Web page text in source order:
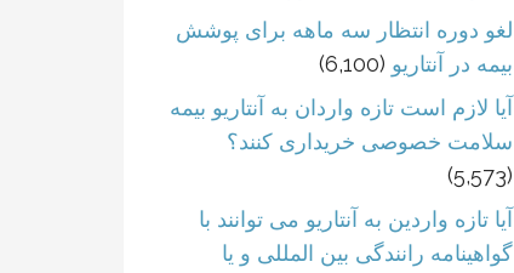
لغو دوره انتظار سه ماهه برای پوشش
بیمه در آنتاریو (6,100)
آیا لازم است تازه واردان به آنتاریو بیمه
سلامت خصوصی خریداری کنند؟
(5,573)
آیا تازه واردین به آنتاریو می توانند با
گواهینامه رانندگی بین المللی و یا